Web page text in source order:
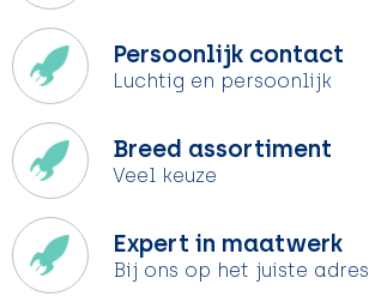
Persoonlijk contact
Luchtig en persoonlijk
Breed assortiment
Veel keuze
Expert in maatwerk
Bij ons op het juiste adres